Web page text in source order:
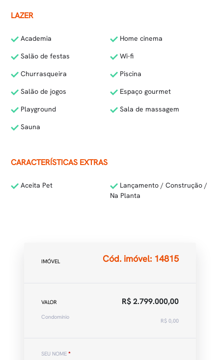
LAZER
Academia
Home cinema
Salão de festas
Wi-fi
Churrasqueira
Piscina
Salão de jogos
Espaço gourmet
Playground
Sala de massagem
Sauna
CARACTERÍSTICAS EXTRAS
Aceita Pet
Lançamento / Construção /
Na Planta
IMÓVEL Cód. imóvel: 14815
VALOR R$ 2.799.000,00
Condomínio
R$ 0,00
SEU NOME *